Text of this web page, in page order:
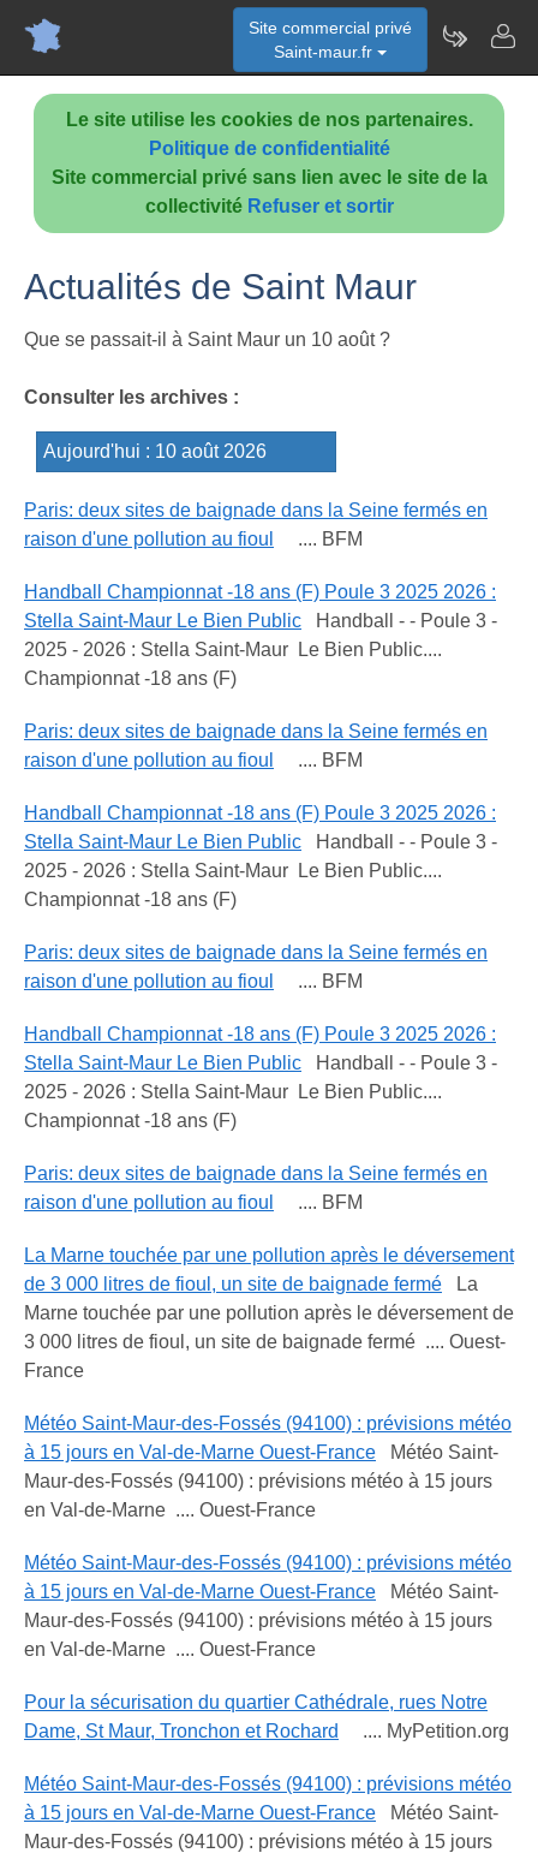
Le site utilise les cookies de nos partenaires.
Politique de confidentialité
Site commercial privé sans lien avec le site de la
collectivité Refuser et sortir
Site commercial privé
Saint-maur.fr
Actualités de Saint Maur
Que se passait-il à Saint Maur un 10 août ?
Consulter les archives :
Paris: deux sites de baignade dans la Seine fermés en
raison d'une pollution au fioul
.... BFM
Handball Championnat -18 ans (F) Poule 3 2025 2026 :
Stella Saint-Maur Le Bien Public Handball - - Poule 3 -
2025 - 2026 : Stella Saint-Maur Le Bien Public....
Championnat -18 ans (F)
Paris: deux sites de baignade dans la Seine fermés en
raison d'une pollution au fioul
.... BFM
Handball Championnat -18 ans (F) Poule 3 2025 2026 :
Stella Saint-Maur Le Bien Public Handball - - Poule 3 -
2025 - 2026 : Stella Saint-Maur Le Bien Public....
Championnat -18 ans (F)
Paris: deux sites de baignade dans la Seine fermés en
raison d'une pollution au fioul
.... BFM
Handball Championnat -18 ans (F) Poule 3 2025 2026 :
Stella Saint-Maur Le Bien Public Handball - - Poule 3 -
2025 - 2026 : Stella Saint-Maur Le Bien Public....
Championnat -18 ans (F)
Paris: deux sites de baignade dans la Seine fermés en
raison d'une pollution au fioul
.... BFM
La Marne touchée par une pollution après le déversement
de 3 000 litres de fioul, un site de baignade fermé La
Marne touchée par une pollution après le déversement de
3 000 litres de fioul, un site de baignade fermé .... Ouest-
France
Météo Saint-Maur-des-Fossés (94100) : prévisions météo
à 15 jours en Val-de-Marne Ouest-France Météo Saint-
Maur-des-Fossés (94100) : prévisions météo à 15 jours
en Val-de-Marne .... Ouest-France
Météo Saint-Maur-des-Fossés (94100) : prévisions météo
à 15 jours en Val-de-Marne Ouest-France Météo Saint-
Maur-des-Fossés (94100) : prévisions météo à 15 jours
en Val-de-Marne .... Ouest-France
Pour la sécurisation du quartier Cathédrale, rues Notre
Dame, St Maur, Tronchon et Rochard
.... MyPetition.org
Météo Saint-Maur-des-Fossés (94100) : prévisions météo
à 15 jours en Val-de-Marne Ouest-France Météo Saint-
Maur-des-Fossés (94100) : prévisions météo à 15 jours